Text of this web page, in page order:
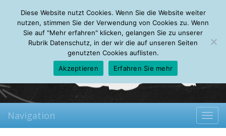
Friday, 07.08.2026
Mein Account
About Autoren Leseempfehlungen FAQ
Navigation
Diese Website nutzt Cookies. Wenn Sie die Website weiter
nutzen, stimmen Sie der Verwendung von Cookies zu. Wenn
Sie auf "Mehr erfahren" klicken, gelangen Sie zu unserer
Rubrik Datenschutz, in der wir die auf unseren Seiten
genutzten Cookies auflisten.
Akzeptieren
Erfahren Sie mehr